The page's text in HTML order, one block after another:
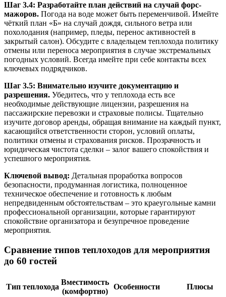
Шаг 3.4: Разработайте план действий на случай форс-
мажоров. Погода на воде может быть переменчивой. Имейте
чёткий план «Б» на случай дождя, сильного ветра или
похолодания (например, пледы, перенос активностей в
закрытый салон). Обсудите с владельцем теплохода политику
отмены или переноса мероприятия в случае экстремальных
погодных условий. Всегда имейте при себе контакты всех
ключевых подрядчиков.
Шаг 3.5: Внимательно изучите документацию и
разрешения. Убедитесь, что у теплохода есть все
необходимые действующие лицензии, разрешения на
пассажирские перевозки и страховые полисы. Тщательно
изучите договор аренды, обращая внимание на каждый пункт,
касающийся ответственности сторон, условий оплаты,
политики отмены и страхования рисков. Прозрачность и
юридическая чистота сделки – залог вашего спокойствия и
успешного мероприятия.
Ключевой вывод: Детальная проработка вопросов
безопасности, продуманная логистика, полноценное
техническое обеспечение и готовность к любым
непредвиденным обстоятельствам – это краеугольные камни
профессиональной организации, которые гарантируют
спокойствие организатора и безупречное проведение
мероприятия.
Сравнение типов теплоходов для мероприятия
до 60 гостей
Тип теплохода
Вместимость
(комфортно)
Особенности Плюсы